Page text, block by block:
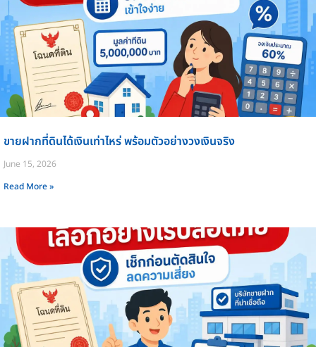
ขายฝากที่ดินได้เงินเท่าไหร่ พร้อมตัวอย่างวงเงินจริง
June 15, 2026
Read More »